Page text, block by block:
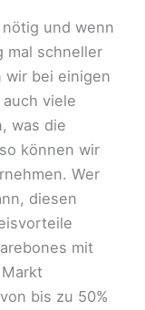
und wenn
mal schneller
wir bei einigen
viele
was die
können wir
Wer
diesen
mit
bis zu 50%